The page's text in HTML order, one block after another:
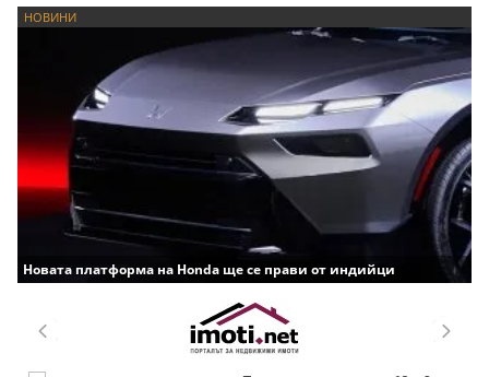
НОВИНИ
Новата платформа на Honda ще се прави от индийци